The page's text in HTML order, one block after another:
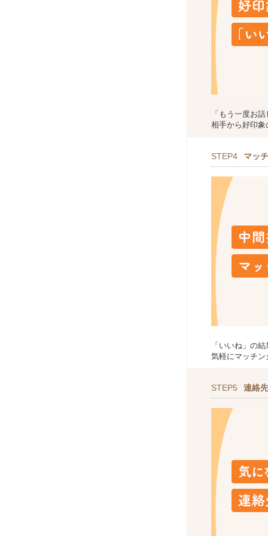
「もう一度お
相手から好印
STEP4 マッ
「いいね」の
気軽にマッチン
STEP5 連絡